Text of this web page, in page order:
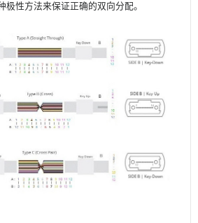
极性方法来保证正确的双向分配。